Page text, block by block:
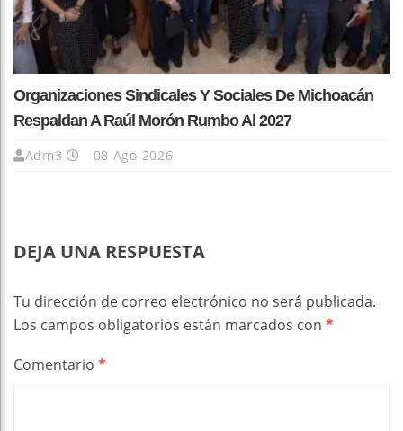
Organizaciones Sindicales Y Sociales De Michoacán
Respaldan A Raúl Morón Rumbo Al 2027
Adm3 08 Ago 2026
DEJA UNA RESPUESTA
Tu dirección de correo electrónico no será publicada.
Los campos obligatorios están marcados con *
Comentario *